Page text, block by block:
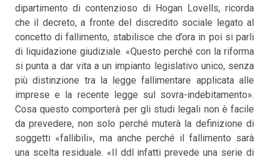
dipartimento di contenzioso di Hogan Lovells, ricorda
che il decreto, a fronte del discredito sociale legato al
concetto di fallimento, stabilisce che d’ora in poi si parli
di liquidazione giudiziale. «Questo perché con la riforma
si punta a dar vita a un impianto legislativo unico, senza
più distinzione tra la legge fallimentare applicata alle
imprese e la recente legge sul sovra-indebitamento».
Cosa questo comporterà per gli studi legali non è facile
da prevedere, non solo perché muterà la definizione di
soggetti «fallibili», ma anche perché il fallimento sarà
una scelta residuale. «Il ddl infatti prevede una serie di